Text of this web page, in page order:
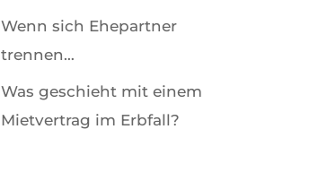
Wenn sich Ehepartner
trennen…
Was geschieht mit einem
Mietvertrag im Erbfall?